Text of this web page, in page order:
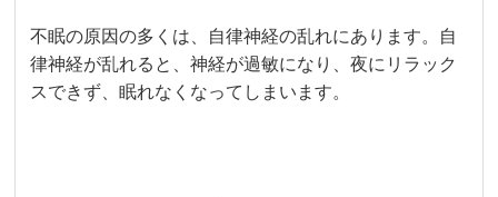
不眠の原因の多くは、自律神経の乱れにあります。自
律神経が乱れると、神経が過敏になり、夜にリラック
スできず、眠れなくなってしまいます。